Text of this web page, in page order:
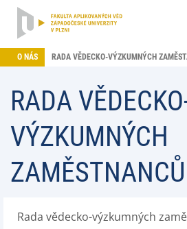
O NÁS RADA VĚDECKO-VÝZKUMNÝCH
RADA
VÝZKUMNÝCH
Rada vědecko-výzkumných